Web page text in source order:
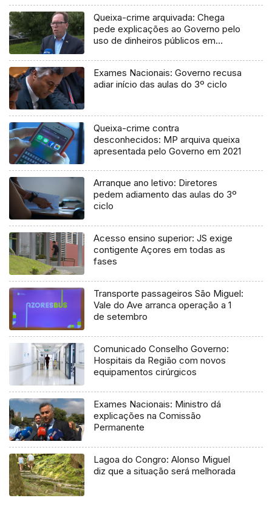
Queixa-crime arquivada: Chega
pede explicações ao Governo pelo
uso de dinheiros públicos em
Exames Nacionais: Governo recusa
adiar início das aulas do 3º ciclo
Queixa-crime contra
desconhecidos: MP arquiva queixa
apresentada pelo Governo em 2021
Arranque ano letivo: Diretores
pedem adiamento das aulas do 3º
ciclo
Acesso ensino superior: JS exige
contigente Açores em todas as
fases
Transporte passageiros São Miguel:
Vale do Ave arranca operação a 1
de setembro
Comunicado Conselho Governo:
Hospitais da Região com novos
equipamentos cirúrgicos
Exames Nacionais: Ministro dá
explicações na Comissão
Permanente
Lagoa do Congro: Alonso Miguel
diz que a situação será melhorada